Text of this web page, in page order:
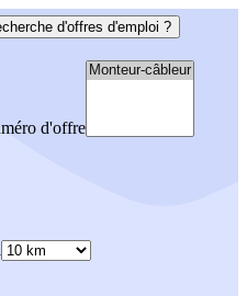
d'offres d'emploi ?
d'offre